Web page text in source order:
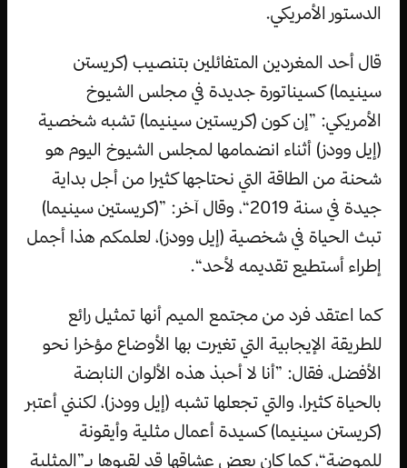
الدستور الأمريكي.
قال أحد المغردين المتفائلين بتنصيب (كريستن
سينيما) كسيناتورة جديدة في مجلس الشيوخ
الأمريكي: ”إن كون (كريستين سينيما) تشبه شخصية
(إيل وودز) أثناء انضمامها لمجلس الشيوخ اليوم هو
شحنة من الطاقة التي نحتاجها كثيرا من أجل بداية
جيدة في سنة 2019“، وقال آخر: ”(كريستين سينيما)
تبث الحياة في شخصية (إيل وودز)، لعلمكم هذا أجمل
إطراء أستطيع تقديمه لأحد“.
كما اعتقد فرد من مجتمع الميم أنها تمثيل رائع
للطريقة الإيجابية التي تغيرت بها الأوضاع مؤخرا نحو
الأفضل، فقال: ”أنا لا أحبذ هذه الألوان النابضة
بالحياة كثيرا، والتي تجعلها تشبه (إيل وودز)، لكنني أعتبر
(كريستن سينيما) كسيدة أعمال مثلية وأيقونة
للموضة“، كما كان بعض عشاقها قد لقبوها بـ”المثلية